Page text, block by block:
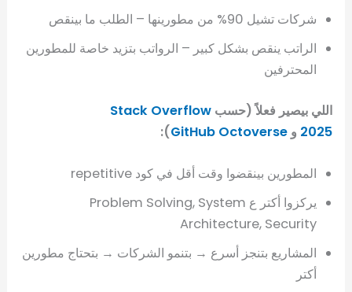
شركات تشيل 90% من مطورينها – الطلب ما بينقص
الراتب ينقص بشكل كبير – الرواتب بتزيد خاصة للمطورين
المحترفين
اللي بيصير فعلاً (حسبStack Overflow
2025 وGitHub Octoverse
):
المطورين بينقضوا وقت أقل في كود repetitive
يركزوا أكتر ع Problem Solving, System
Architecture, Security
المشاريع بتنجز أسرع → بتنمو الشركات → بتحتاج مطورين
أكتر